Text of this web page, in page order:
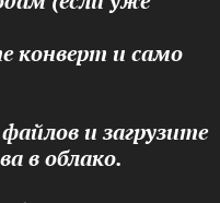
конверт и само
и загрузите
в облако.